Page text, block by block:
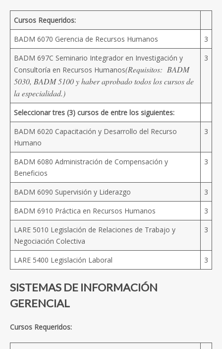
Cursos Requeridos:
BADM 6070 Gerencia de Recursos Humanos
3
BADM 697C Seminario Integrador en Investigación y
Consultoría en Recursos Humanos(Requisitos: BADM
5030, BADM 5100 y haber aprobado todos los cursos de
la especialidad.)
3
Seleccionar tres (3) cursos de entre los siguientes:
BADM 6020 Capacitación y Desarrollo del Recurso
Humano
3
BADM 6080 Administración de Compensación y
Beneficios
3
BADM 6090 Supervisión y Liderazgo
3
BADM 6910 Práctica en Recursos Humanos
3
LARE 5010 Legislación de Relaciones de Trabajo y
Negociación Colectiva
3
LARE 5400 Legislación Laboral 3
SISTEMAS DE INFORMACIÓN
GERENCIAL
Cursos Requeridos: